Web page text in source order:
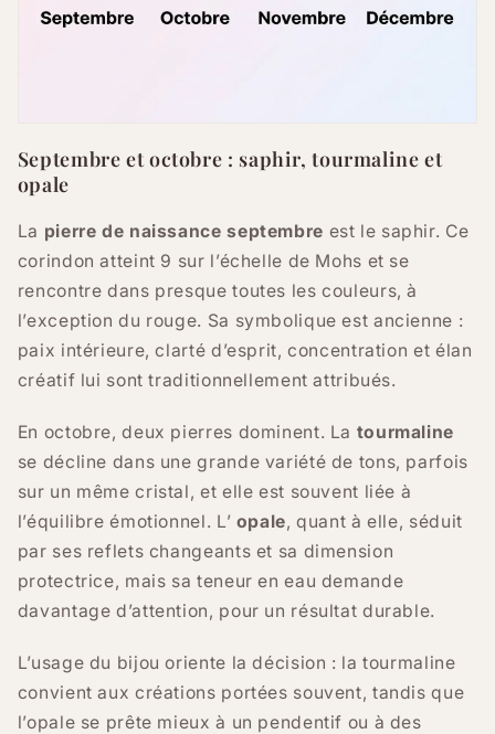
Septembre et octobre : saphir, tourmaline et
opale
La pierre de naissance septembre est le saphir. Ce
corindon atteint 9 sur l’échelle de Mohs et se
rencontre dans presque toutes les couleurs, à
l’exception du rouge. Sa symbolique est ancienne :
paix intérieure, clarté d’esprit, concentration et élan
créatif lui sont traditionnellement attribués.
En octobre, deux pierres dominent. La tourmaline
se décline dans une grande variété de tons, parfois
sur un même cristal, et elle est souvent liée à
l’équilibre émotionnel. L’ opale, quant à elle, séduit
par ses reflets changeants et sa dimension
protectrice, mais sa teneur en eau demande
davantage d’attention, pour un résultat durable.
L’usage du bijou oriente la décision : la tourmaline
convient aux créations portées souvent, tandis que
l’opale se prête mieux à un pendentif ou à des